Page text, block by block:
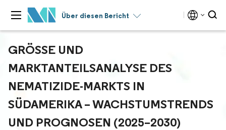
Über diesen Bericht
GRÖSSE UND M
ARKTANTEILSANALYSE DES N
EMATIZIDE-MARKTS IN S
ÜDAMERIKA – WACHSTUMSTRENDS U
ND PROGNOSEN (2025–2030)